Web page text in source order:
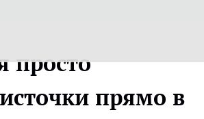
просто
прямо в